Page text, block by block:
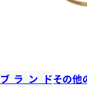
ブランドその他